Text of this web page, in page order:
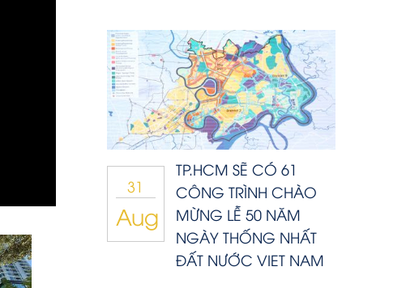
31
Aug
TP.HCM SẼ CÓ 61
CÔNG TRÌNH CHÀO
MỪNG LỄ 50 NĂM
NGÀY THỐNG NHẤT
ĐẤT NƯỚC VIET NAM